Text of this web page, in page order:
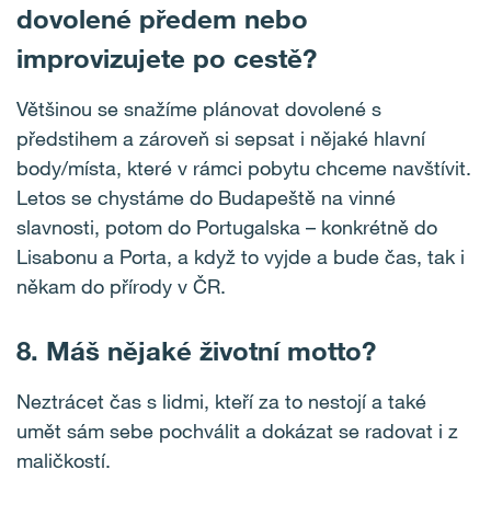
dovolené předem nebo
improvizujete po cestě?
Většinou se snažíme plánovat dovolené s
předstihem a zároveň si sepsat i nějaké hlavní
body/místa, které v rámci pobytu chceme navštívit.
Letos se chystáme do Budapeště na vinné
slavnosti, potom do Portugalska – konkrétně do
Lisabonu a Porta, a když to vyjde a bude čas, tak i
někam do přírody v ČR.
8. Máš nějaké životní motto?
Neztrácet čas s lidmi, kteří za to nestojí a také
umět sám sebe pochválit a dokázat se radovat i z
maličkostí.